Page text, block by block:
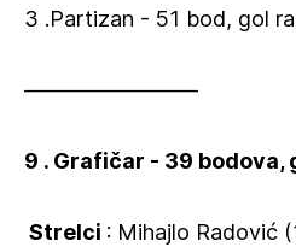
3 .Partizan - 51 bod, gol
————————
9 . Grafičar - 39 bodova,
‍ Strelci : Mihajlo Radović